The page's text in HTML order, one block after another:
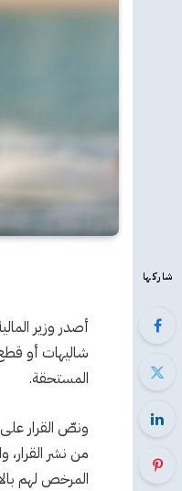
شاركها
أصدر وزير
شاليهات أو قطع
المستحقة.
من نشر القرار،
المرخص لهم